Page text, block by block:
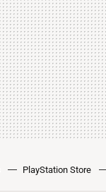
PlayStation Store